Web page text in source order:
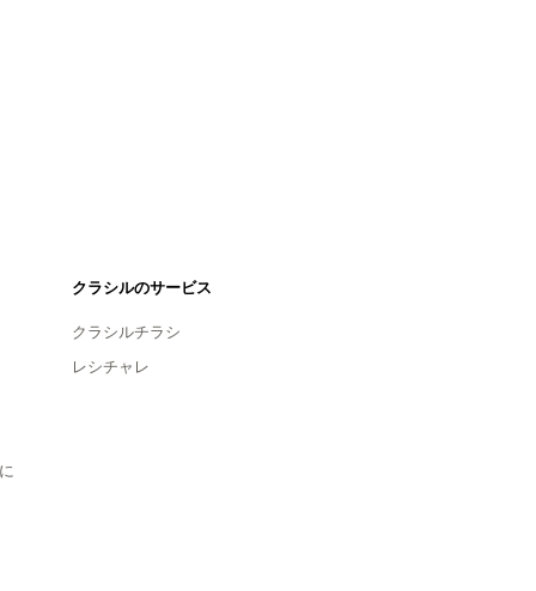
クラシルのサービス
クラシルチラシ
レシチャレ